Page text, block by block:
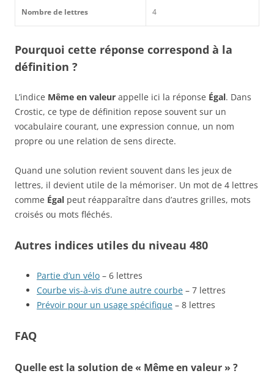
Nombre de lettres 4
Pourquoi cette réponse correspond à la
définition ?
L’indice Même en valeur appelle ici la réponse Égal. Dans
Crostic, ce type de définition repose souvent sur un
vocabulaire courant, une expression connue, un nom
propre ou une relation de sens directe.
Quand une solution revient souvent dans les jeux de
lettres, il devient utile de la mémoriser. Un mot de 4 lettres
comme Égal peut réapparaître dans d’autres grilles, mots
croisés ou mots fléchés.
Autres indices utiles du niveau 480
Partie d’un vélo – 6 lettres
Courbe vis-à-vis d’une autre courbe – 7 lettres
Prévoir pour un usage spécifique – 8 lettres
FAQ
Quelle est la solution de « Même en valeur » ?